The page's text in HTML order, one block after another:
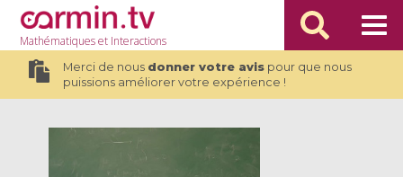
Mathématiqueset Interactions
Merci de nous donner votre avispour que nous
puissions améliorer votre expérience !